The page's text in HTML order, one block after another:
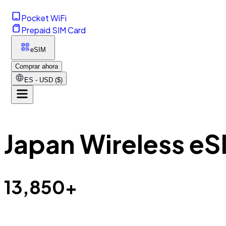
Pocket WiFi
Prepaid SIM Card
eSIM
Comprar ahora
ES - USD ($)
Japan Wireless
13,850+